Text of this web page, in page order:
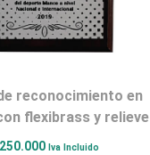
flexibrass y relieve
250.000 Iva Incluido